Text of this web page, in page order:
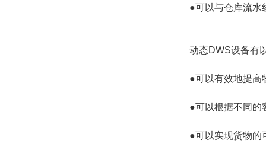
●可以与仓库流水
动态DWS设备有
●可以有效地提高
●可以根据不同的
●可以实现货物的